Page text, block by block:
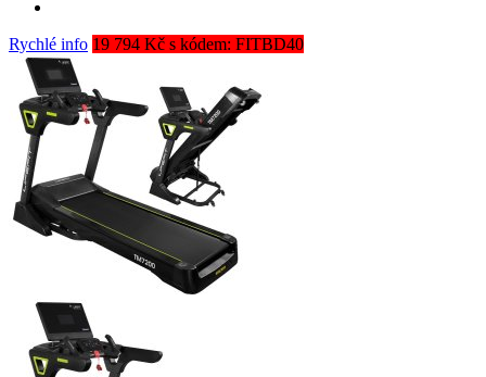
Rychlé info 19 794 Kč s kódem: FITBD40